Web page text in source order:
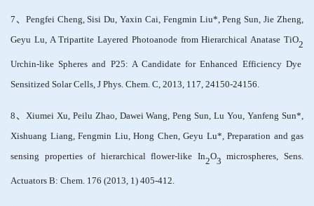
7、 Pengfei Cheng, Sisi Du, Yaxin Cai, Fengmin Liu*, Peng Sun, Jie Zheng,
Geyu Lu, A Tripartite Layered Photoanode from Hierarchical Anatase TiO
2
Urchin-like Spheres and P25: A Candidate for Enhanced Efficiency Dye
Sensitized Solar Cells, J Phys. Chem. C, 2013, 117, 24150-24156.
8、 Xiumei Xu, Peilu Zhao, Dawei Wang, Peng Sun, Lu You, Yanfeng Sun*,
Xishuang Liang, Fengmin Liu, Hong Chen, Geyu Lu*, Preparation and gas
sensing properties of hierarchical flower-like In
2
O
3
microspheres, Sens.
Actuators B: Chem. 176 (2013, 1) 405-412.